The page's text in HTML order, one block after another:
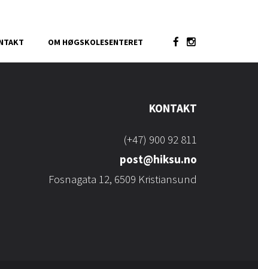
OM HØGSKOLESENTERET
KONTAKT
(+47) 900 92 811
post@hiksu.no
Fosnagata 12, 6509 Kristiansund